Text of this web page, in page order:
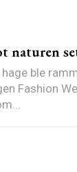
naturen
ble
Fashion